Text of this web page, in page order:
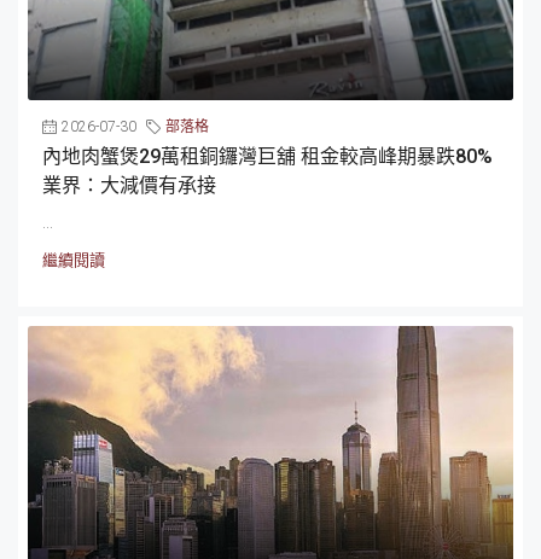
2026-07-30 部落格
內地肉蟹煲29萬租銅鑼灣巨舖 租金較高峰期暴跌80%
業界：大減價有承接
繼續閱讀